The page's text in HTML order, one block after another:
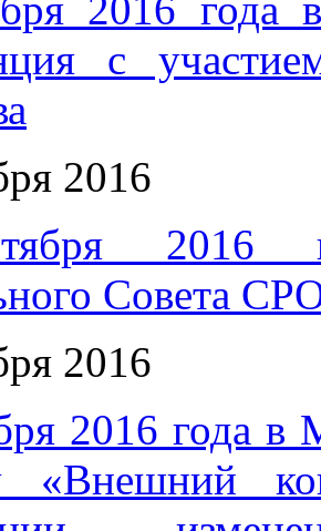
с
2016
2016
Совета
2016
2016 года в